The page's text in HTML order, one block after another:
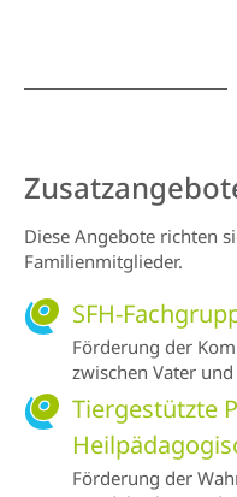
Diese Angebote richten
Familienmitglieder.
SFH-
Förderung der
zwischen Vater und
Tiergestützte
Förderung der